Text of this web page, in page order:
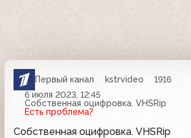
Первый канал kstrvideo
1916
6 июля 2023, 12:45
Собственная оцифровка. VHSRip
Есть проблема?
Собственная оцифровка. VHSRip